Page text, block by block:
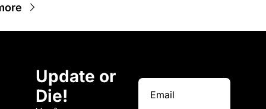
Update or
Die!